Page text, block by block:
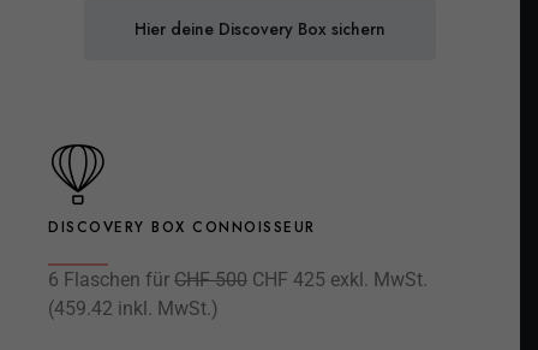
Hier deine Discovery Box sichern
DISCOVERY BOX CONNOISSEUR
6 Flaschen für CHF 500 CHF 425 exkl. MwSt.
(459.42 inkl. MwSt.)